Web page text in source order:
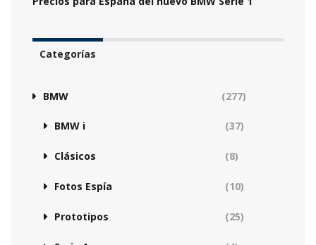
Categorías
BMW (277)
BMW i (37)
Clásicos (8)
Fotos Espía (10)
Prototipos (25)